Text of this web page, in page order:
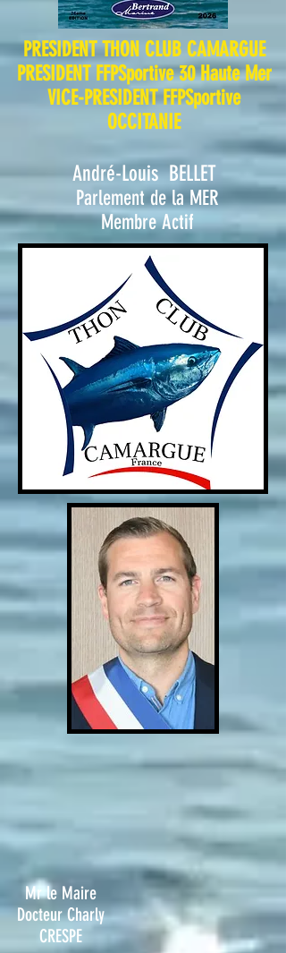
PRESIDENT THON CLUB CAMARGUE
PRESIDENT FFPSportive 30 Haute Mer
VICE-PRESIDENT FFPSportive
OCCITANIE
André-Louis BELLET
Parlement de la MER
Membre Actif
Mr le Maire
Docteur Charly
CRESPE